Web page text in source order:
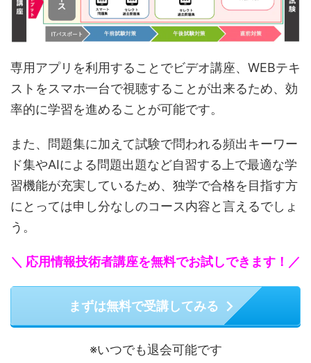
専用アプリを利用することでビデオ講座、WEBテキ
ストをスマホ一台で視聴することが出来るため、効
率的に学習を進めることが可能です。
また、問題集に加えて試験で問われる頻出キーワー
ド集やAIによる問題出題など自習する上で最適な学
習機能が充実しているため、独学で合格を目指す方
にとっては申し分なしのコース内容と言えるでしょ
う。
＼ 応用情報技術者講座を無料でお試しできます！／
まずは無料で受講してみる
※いつでも退会可能です